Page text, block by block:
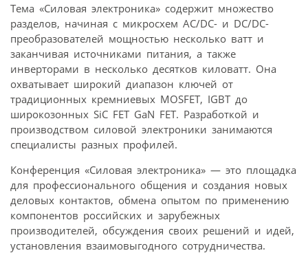
Тема «Силовая электроника» содержит множество
разделов, начиная с микросхем AC/DC- и DC/DC-
преобразователей мощностью несколько ватт и
заканчивая источниками питания, а также
инверторами в несколько десятков киловатт. Она
охватывает широкий диапазон ключей от
традиционных кремниевых MOSFET, IGBT до
широкозонных SiC FET GaN FET. Разработкой и
производством силовой электроники занимаются
специалисты разных профилей.
Конференция «Силовая электроника» — это площадка
для профессионального общения и создания новых
деловых контактов, обмена опытом по применению
компонентов российских и зарубежных
производителей, обсуждения своих решений и идей,
установления взаимовыгодного сотрудничества.